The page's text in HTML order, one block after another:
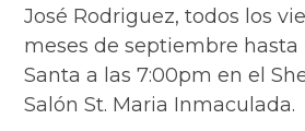
José Rodriguez, todos los
meses de septiembre hasta
Santa a las 7:00pm en el
Salón St. Maria Inmaculada.